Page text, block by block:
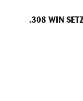
.308 WIN